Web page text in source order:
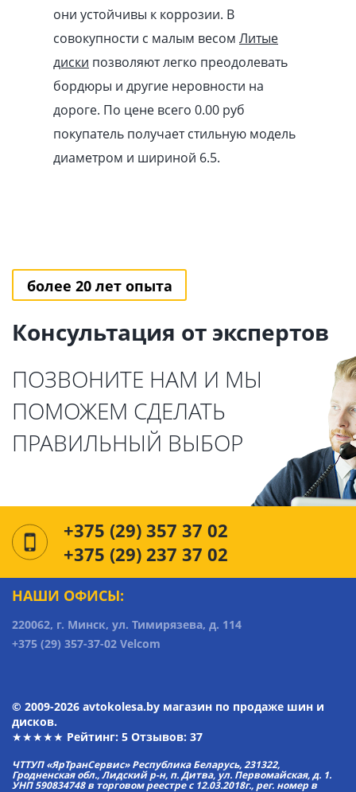
они устойчивы к коррозии. В
совокупности с малым весом Литые
диски позволяют легко преодолевать
бордюры и другие неровности на
дороге. По цене всего 0.00 pуб
покупатель получает стильную модель
диаметром и шириной 6.5.
более 20 лет опыта
Консультация от экспертов
ПОЗВОНИТЕ НАМ И МЫ
ПОМОЖЕМ СДЕЛАТЬ
ПРАВИЛЬНЫЙ ВЫБОР
+375 (29) 357 37 02
+375 (29) 237 37 02
НАШИ ОФИСЫ:
220062, г. Минск, ул. Тимирязева, д. 114
+375 (29) 357-37-02 Velcom
© 2009-2026 avtokolesa.by магазин по продаже шин и
дисков.
★★★★★ Рейтинг: 5 Отзывов: 37
ЧТТУП «ЯрТранСервис» Республика Беларусь, 231322,
Гродненская обл., Лидский р-н, п. Дитва, ул. Первомайская, д. 1.
УНП 590834748 в торговом реестре с 12.03.2018г., рег. номер в